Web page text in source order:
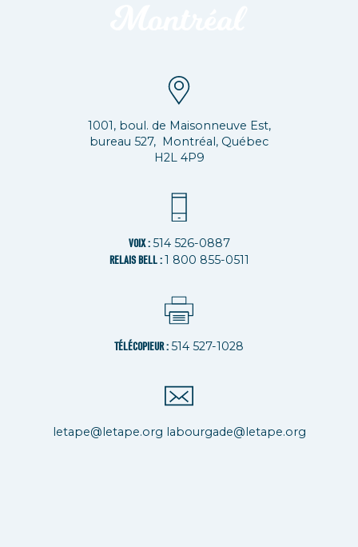
1001, boul. de Maisonneuve Est,
bureau 527, Montréal, Québec
H2L 4P9
VOIX :514 526-0887
RELAIS BELL :1 800 855-0511
TÉLÉCOPIEUR :514 527-1028
letape@letape.org labourgade@letape.org